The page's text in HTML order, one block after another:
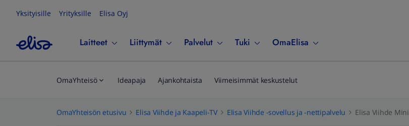
Yksityisille Yrityksille Elisa Oyj
Laitteet Liittymät Palvelut Tuki OmaElisa
OmaYhteisö Ideapaja Ajankohtaista Viimeisimmät keskustelut
OmaYhteisön etusivu Elisa Viihde ja Kaapeli-TV Elisa Viihde -sovellus ja -nettipalvelu Elisa Viihde Mini